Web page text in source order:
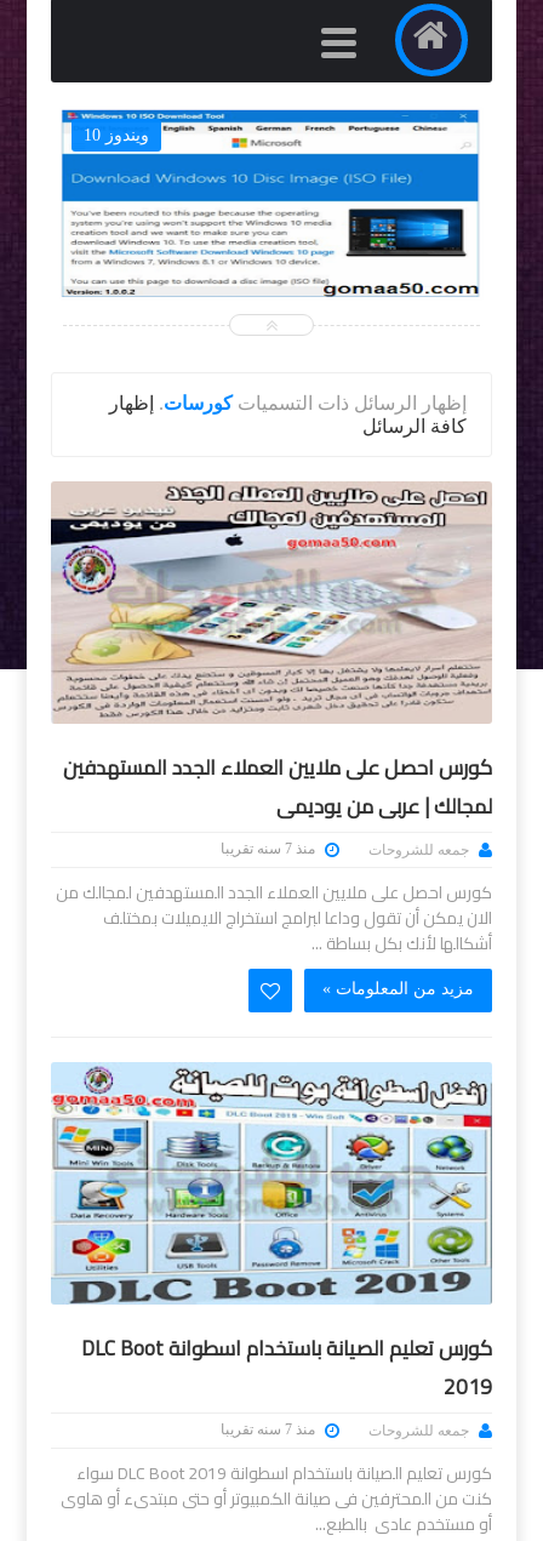
ويندوز 10
‏إظهار الرسائل ذات التسمياتكورسات. إظهار
كافة الرسائل
كورس احصل على ملايين العملاء الجدد المستهدفين
لمجالك | عربى من يوديمى
جمعه للشروحات منذ 7 سنه تقريبا
كورس احصل على ملايين العملاء الجدد المستهدفين لمجالك من
الان يمكن أن تقول وداعا لبرامج استخراج الايميلات بمختلف
أشكالها لأنك بكل بساطة ...
مزيد من المعلومات »
كورس تعليم الصيانة باستخدام اسطوانة DLC Boot
2019
جمعه للشروحات منذ 7 سنه تقريبا
كورس تعليم الصيانة باستخدام اسطوانة DLC Boot 2019 سواء
كنت من المحترفين فى صيانة الكمبيوتر أو حتى مبتدىء أو هاوى
أو مستخدم عادى بالطبع...